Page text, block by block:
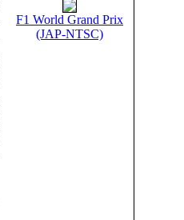
F1 World Grand Prix
(JAP-NTSC)